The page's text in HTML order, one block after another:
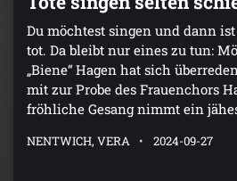
Du möchtest singen und dann
tot. Da bleibt nur eines zu tun:
„Biene“ Hagen hat sich
mit zur Probe des Frauenchors
fröhliche Gesang nimmt ein
NENTWICH, VERA 2024-09-27